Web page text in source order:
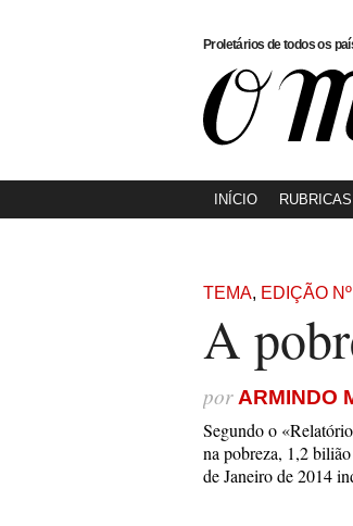
Proletários de todos os
INÍCIO RUBRICAS
TEMA, EDIÇÃO
A
por ARMINDO
Segundo o
na pobreza, 1,2
de Janeiro de 2014